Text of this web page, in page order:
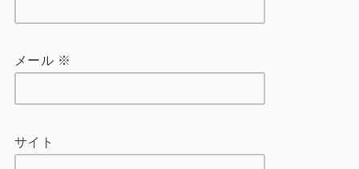
メール ※
サイト